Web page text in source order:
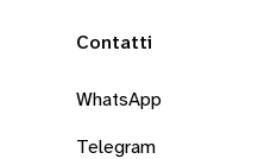
Contatti
WhatsApp
Telegram